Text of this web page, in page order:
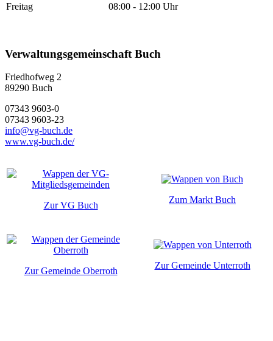
Freitag 08:00 - 12:00 Uhr
Verwaltungsgemeinschaft Buch
Friedhofweg 2
89290 Buch
07343 9603-0
07343 9603-23
info@vg-buch.de
www.vg-buch.de/
Zur VG Buch
Zum Markt Buch
Zur Gemeinde Oberroth
Zur Gemeinde Unterroth